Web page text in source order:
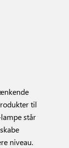
til
står
niveau.